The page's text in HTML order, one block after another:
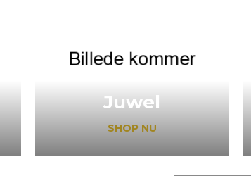
Juwel
SHOP NU